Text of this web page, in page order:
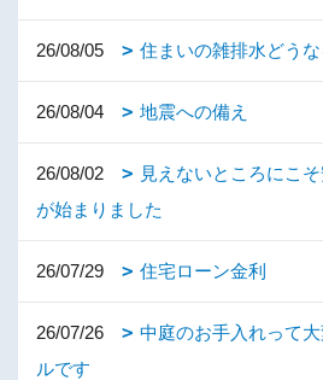
26/08/05 住まいの雑排水どうな
26/08/04 地震への備え
26/08/02
見えないところにこ
が始まりました
26/07/29 住宅ローン金利
26/07/26
中庭のお手入れって
ルです